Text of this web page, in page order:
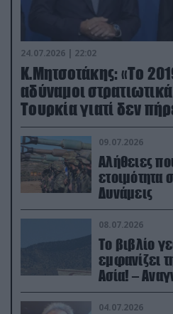
24.07.2026 | 22:02
Κ.Μητσοτάκης: «Το
αδύναμοι
Τουρκία γιατί δεν
(βίντεο)
09.07.2026
Αλήθειες
ετοιμότητα
Δυνάμεις
08.07.2026
Το βιβλίο
εμφανίζει
Ασία! –
04.07.2026